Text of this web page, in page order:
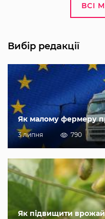
ВСІ
Вибір редакції
Як малому фермеру
3 липня 790
Як підвищити